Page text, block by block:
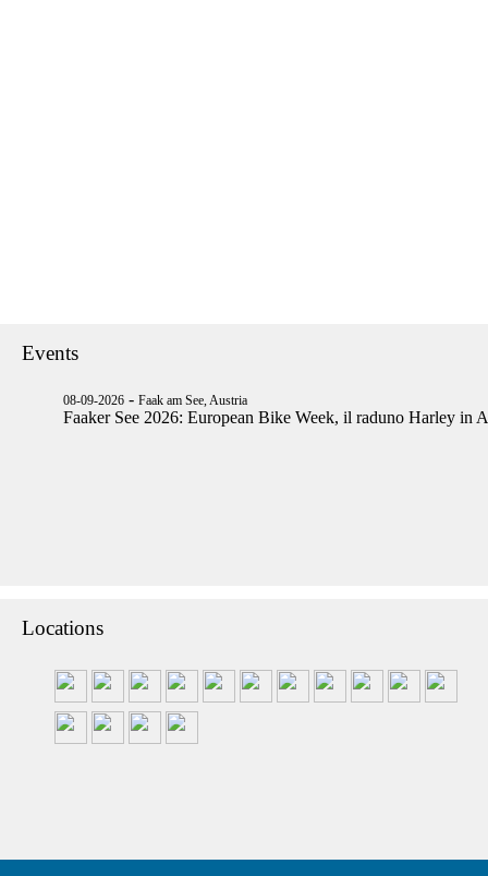
Events
08-09-2026 - Faak am See, Austria
Faaker See 2026: European Bike Week, il raduno Harley in
Locations